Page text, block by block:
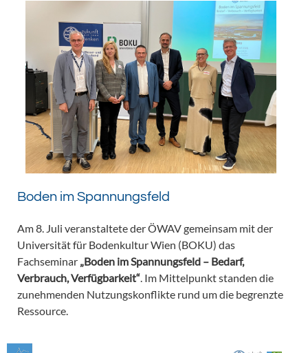
Boden im Spannungsfeld
Am 8. Juli veranstaltete der ÖWAV gemeinsam mit der
Universität für Bodenkultur Wien (BOKU) das
Fachseminar „Boden im Spannungsfeld – Bedarf,
Verbrauch, Verfügbarkeit“ . Im Mittelpunkt standen die
zunehmenden Nutzungskonflikte rund um die begrenzte
Ressource.